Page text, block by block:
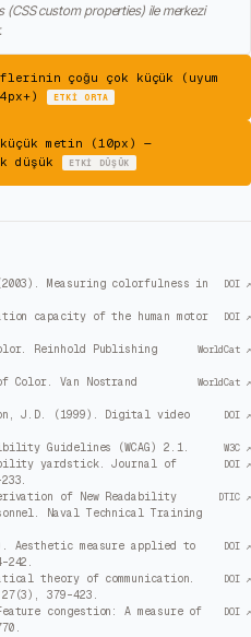
(CSS custom properties) ile merkezi
çoğu çok küçük (uyum
ETKI ORTA
metin (10px) —
düşük
ETKI DÜŞÜK
Measuring colorfulness in
DOI ↗
capacity of the human motor
DOI ↗
Reinhold Publishing
WorldCat ↗
Van Nostrand
WorldCat ↗
J.D. (1999). Digital video
DOI ↗
Guidelines (WCAG) 2.1.
W3C ↗
yardstick. Journal of
DOI ↗
of New Readability
Naval Technical Training
DTIC ↗
Aesthetic measure applied to
DOI ↗
theory of communication.
379–423.
DOI ↗
congestion: A measure of
DOI ↗